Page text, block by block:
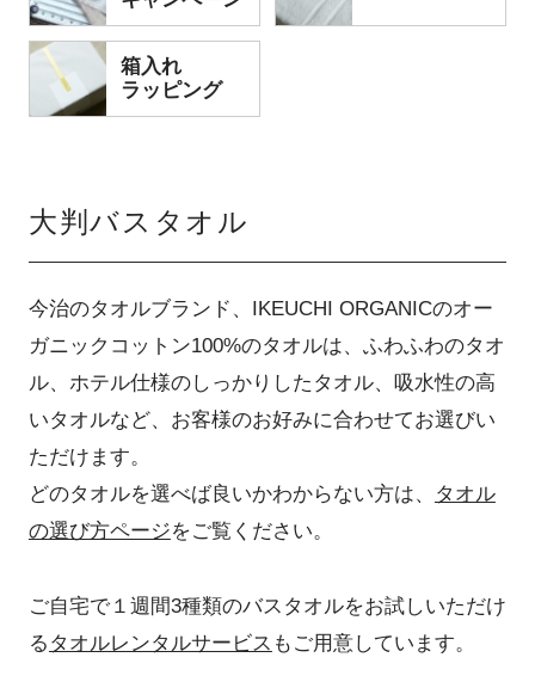
箱入れ
ラッピング
大判バスタオル
今治のタオルブランド、IKEUCHI ORGANICのオー
ガニックコットン100%のタオルは、ふわふわのタオ
ル、ホテル仕様のしっかりしたタオル、吸水性の高
いタオルなど、お客様のお好みに合わせてお選びい
ただけます。
どのタオルを選べば良いかわからない方は、
タオル
の選び方ページをご覧ください。
ご自宅で１週間3種類のバスタオルをお試しいただけ
る タオルレンタルサービス もご用意しています。